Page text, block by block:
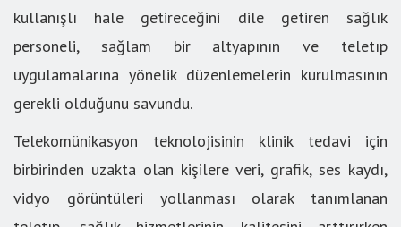
kullanışlı hale getireceğini dile getiren sağlık
personeli, sağlam bir altyapının ve teletıp
uygulamalarına yönelik düzenlemelerin kurulmasının
gerekli olduğunu savundu.
Telekomünikasyon teknolojisinin klinik tedavi için
birbirinden uzakta olan kişilere veri, grafik, ses kaydı,
vidyo görüntüleri yollanması olarak tanımlanan